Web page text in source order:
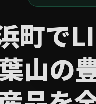
町で
山の
品を